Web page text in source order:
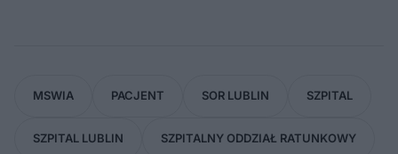
MSWIA PACJENT SOR LUBLIN SZPITAL
SZPITAL LUBLIN SZPITALNY ODDZIAŁ RATUNKOWY